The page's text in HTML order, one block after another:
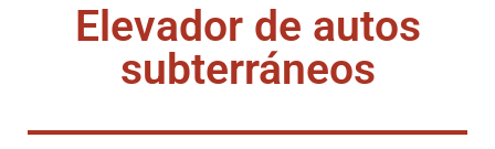
Elevador de autos
subterráneos